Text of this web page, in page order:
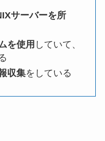
サーバーを所
を使用 していて、
収集をしている